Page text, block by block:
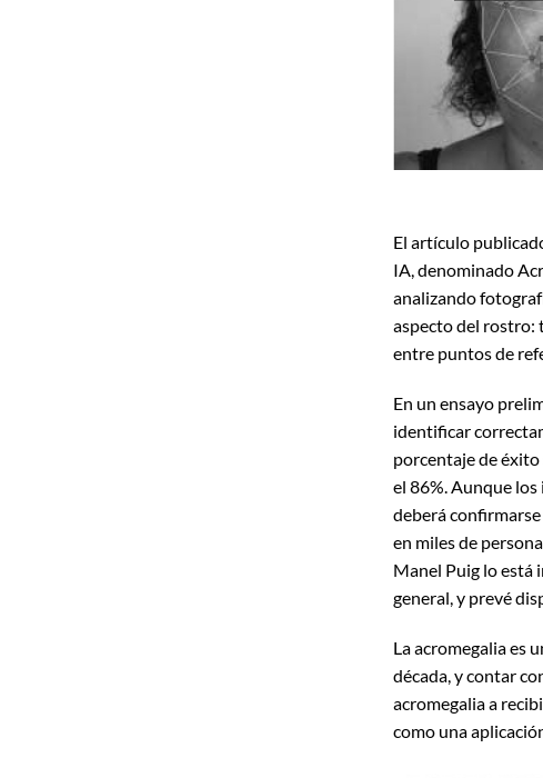
El artículo
IA, denominado
analizando
aspecto del rostro:
entre puntos de
En un ensayo
identificar
porcentaje de
el 86%. Aunque
deberá
en miles de
Manel Puig lo está
general, y prevé
La acromegalia es
década, y contar
acromegalia a
como una